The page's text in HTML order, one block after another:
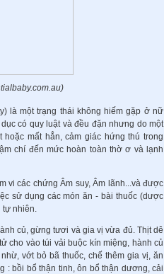
là một trạng thái không hiếm gặp ở nữ
có quy luật và đều đặn nhưng do một
mất hẳn, cảm giác hứng thú trong
chí đến mức hoàn toàn thờ ơ và lạnh
vi các chứng Âm suy, Âm lãnh...và được
sử dụng các món ăn - bài thuốc (dược
tự nhiên.
củ, gừng tươi và gia vị vừa đủ. Thịt dê
cho vào túi vải buộc kín miệng, hành củ
vớt bỏ bã thuốc, chế thêm gia vị, ăn
: bồi bổ thận tinh, ôn bổ thận dương, cải